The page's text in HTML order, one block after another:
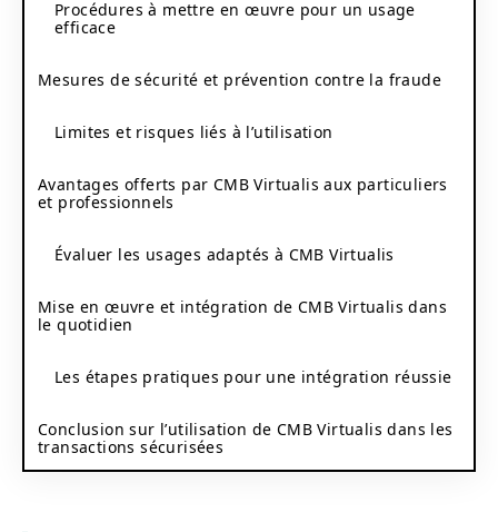
Procédures à mettre en œuvre pour un usage
efficace
Mesures de sécurité et prévention contre la fraude
Limites et risques liés à l’utilisation
Avantages offerts par CMB Virtualis aux particuliers
et professionnels
Évaluer les usages adaptés à CMB Virtualis
Mise en œuvre et intégration de CMB Virtualis dans
le quotidien
Les étapes pratiques pour une intégration réussie
Conclusion sur l’utilisation de CMB Virtualis dans les
transactions sécurisées